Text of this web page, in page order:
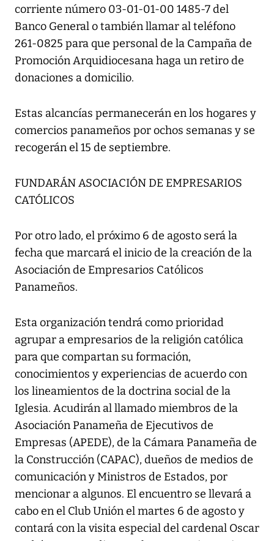
corriente número 03-01-01-00 1485-7 del
Banco General o también llamar al teléfono
261-0825 para que personal de la Campaña de
Promoción Arquidiocesana haga un retiro de
donaciones a domicilio.
Estas alcancías permanecerán en los hogares y
comercios panameños por ochos semanas y se
recogerán el 15 de septiembre.
FUNDARÁN ASOCIACIÓN DE EMPRESARIOS
CATÓLICOS
Por otro lado, el próximo 6 de agosto será la
fecha que marcará el inicio de la creación de la
Asociación de Empresarios Católicos
Panameños.
Esta organización tendrá como prioridad
agrupar a empresarios de la religión católica
para que compartan su formación,
conocimientos y experiencias de acuerdo con
los lineamientos de la doctrina social de la
Iglesia. Acudirán al llamado miembros de la
Asociación Panameña de Ejecutivos de
Empresas (APEDE), de la Cámara Panameña de
la Construcción (CAPAC), dueños de medios de
comunicación y Ministros de Estados, por
mencionar a algunos. El encuentro se llevará a
cabo en el Club Unión el martes 6 de agosto y
contará con la visita especial del cardenal Oscar